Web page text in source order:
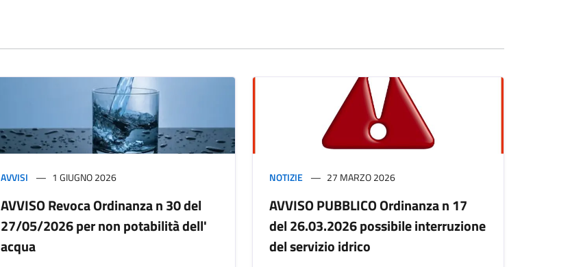
AVVISI 1 GIUGNO 2026
AVVISO Revoca Ordinanza n 30 del
27/05/2026 per non potabilità dell'
acqua
NOTIZIE 27 MARZO 2026
AVVISO PUBBLICO Ordinanza n 17
del 26.03.2026 possibile interruzione
del servizio idrico